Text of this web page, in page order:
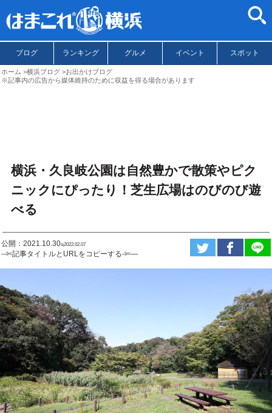
ブログ ランキング グルメ イベント スポット
ホーム 横浜ブログ
お出かけブログ
※記事内の広告から媒体維持のために収益を得る場合があります
横浜・久良岐公園は自然豊かで散策やピク
ニックにぴったり！芝生広場はのびのび遊
べる
公開：2021.10.30ಇ2022.02.07
--✄記事タイトルとURLをコピーする-✄—